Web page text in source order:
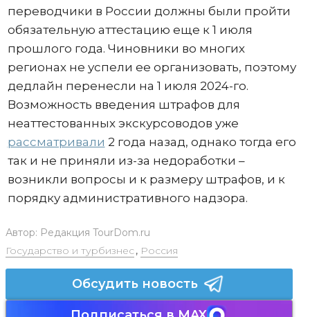
переводчики в России должны были пройти
обязательную аттестацию еще к 1 июля
прошлого года. Чиновники во многих
регионах не успели ее организовать, поэтому
дедлайн перенесли на 1 июля 2024-го.
Возможность введения штрафов для
неаттестованных экскурсоводов уже
рассматривали 2 года назад, однако тогда его
так и не приняли из-за недоработки –
возникли вопросы и к размеру штрафов, и к
порядку административного надзора.
Автор: Редакция TourDom.ru
Государство и турбизнес, Россия
Обсудить новость